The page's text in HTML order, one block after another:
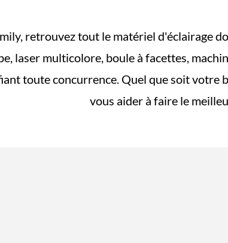
retrouvez tout le matériel d'éclairage
laser multicolore, boule à facettes,
toute concurrence. Quel que soit votre
vous aider à faire le